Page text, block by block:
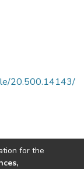
20.500.14143/
for the